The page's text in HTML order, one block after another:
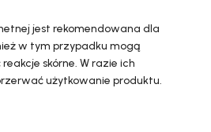
jest rekomendowana dla
w tym przypadku mogą
skórne. W razie ich
użytkowanie produktu.